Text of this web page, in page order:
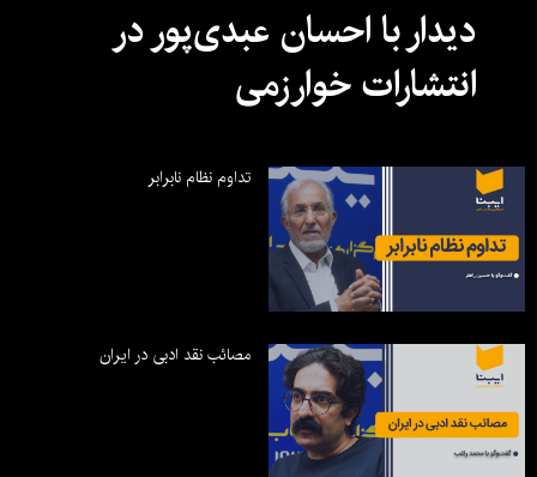
دیدار با احسان عبدی‌پور در
انتشارات خوارزمی
تداوم نظام نابرابر
مصائب نقد ادبی در ایران